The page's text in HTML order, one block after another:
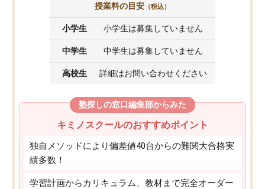
授業料の目安 （税込）
小学生 小学生は募集していません
中学生 中学生は募集していません
高校生 詳細はお問い合わせください
塾探しの窓口編集部からみた
キミノスクールのおすすめポイント
独自メソッドにより偏差値40台からの難関大合格実
績多数！
学習計画からカリキュラム、教材まで完全オーダー